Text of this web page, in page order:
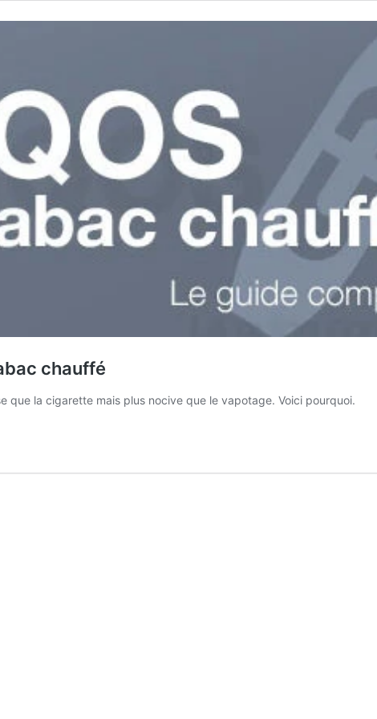
chauffé
que la cigarette mais plus nocive que le vapotage. Voici pourquoi.